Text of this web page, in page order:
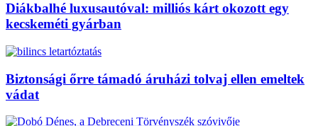
Diákbalhé luxusautóval: milliós kárt okozott egy
kecskeméti gyárban
Biztonsági őrre támadó áruházi tolvaj ellen emeltek
vádat